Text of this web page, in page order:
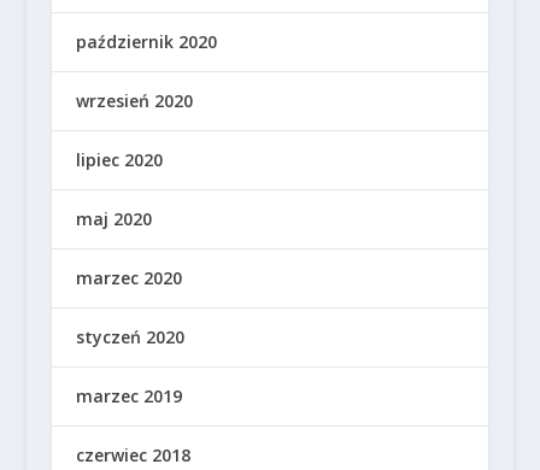
październik 2020
wrzesień 2020
lipiec 2020
maj 2020
marzec 2020
styczeń 2020
marzec 2019
czerwiec 2018